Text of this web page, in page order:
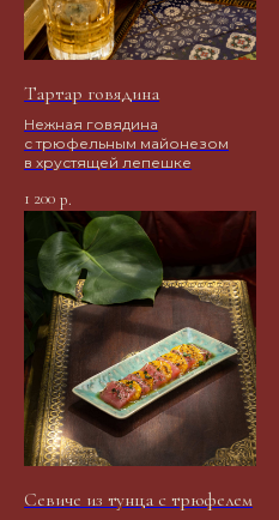
Тартар говядина
Нежная говядина
с трюфельным майонезом
в хрустящей лепешке
1 200 р.
Севиче из тунца с трюфелем